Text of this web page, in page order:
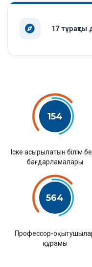
17 тұрақты
154
Іске асырылатын білім
бағдарламалары
564
Профессор-
құрамы